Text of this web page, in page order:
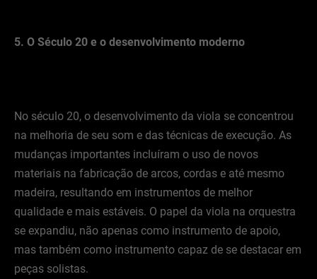
5. O Século 20 e o desenvolvimento moderno
No século 20, o desenvolvimento da viola se concentrou
na melhoria de seu som e das técnicas de execução. As
mudanças importantes incluíram o uso de novos
materiais na fabricação de arcos, cordas e até mesmo
madeira, resultando em instrumentos de melhor
qualidade e mais estáveis. O papel da viola na orquestra
se expandiu, não apenas como instrumento de apoio,
mas também como instrumento capaz de se destacar em
peças solistas.